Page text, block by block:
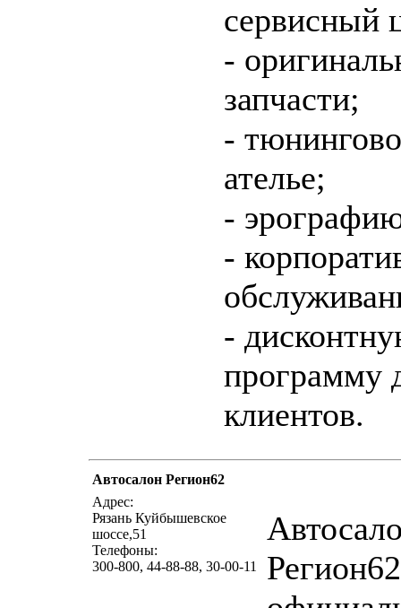
сервисный
-
запчасти;
-
ателье;
-
-
-
программу
клиентов.
Автосалон Регион62
Адрес:
Рязань Куйбышевское
шоссе,51
Телефоны:
300-800, 44-88-88, 30-00-11
Регион62